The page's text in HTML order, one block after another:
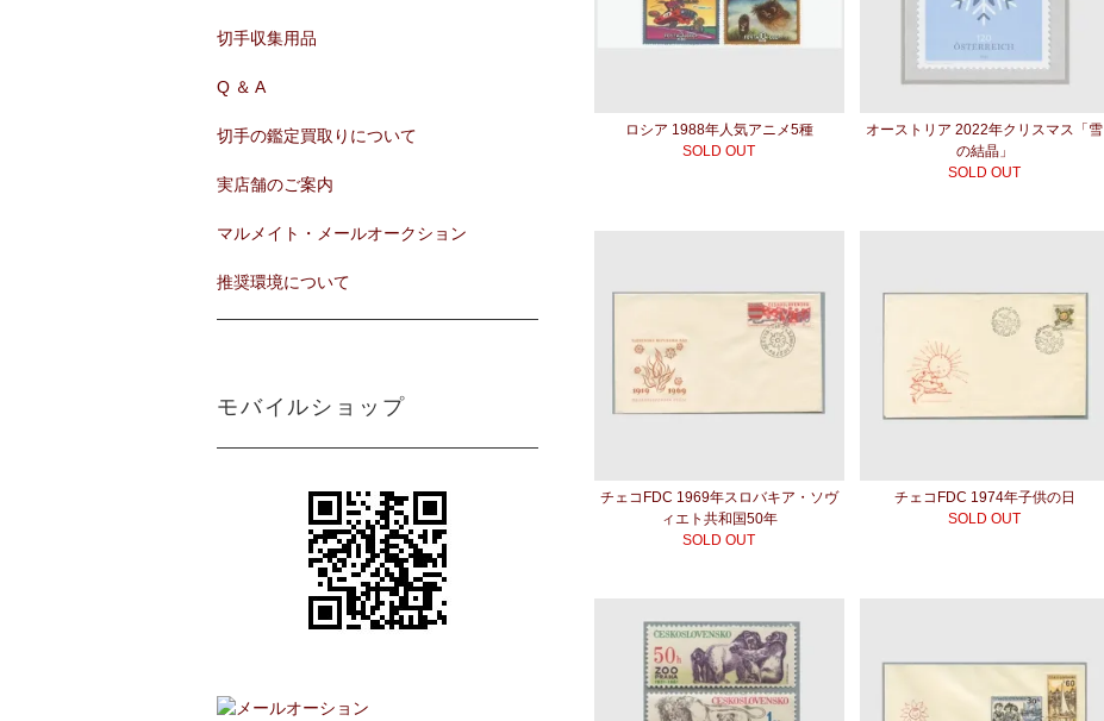
ロシア 1988年人気アニメ5種
SOLD OUT
オーストリア 2022年クリスマス「雪
の結晶」
SOLD OUT
チェコFDC 1969年スロバキア・ソヴ
ィエト共和国50年
SOLD OUT
チェコFDC 1974年子供の日
SOLD OUT
切手収集用品
Q ＆ A
切手の鑑定買取りについて
実店舗のご案内
マルメイト・メールオークション
推奨環境について
モバイルショップ